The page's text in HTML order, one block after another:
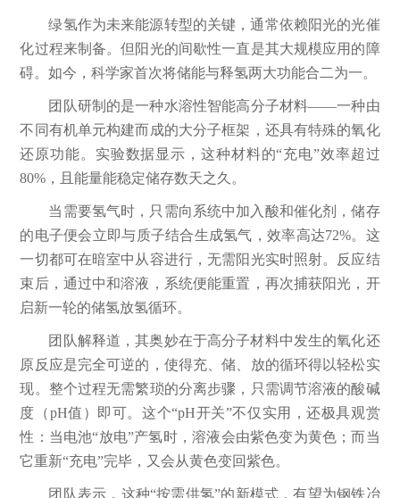
绿氢作为未来能源转型的关键，通常依赖阳光的光催
化过程来制备。但阳光的间歇性一直是其大规模应用的障
碍。如今，科学家首次将储能与释氢两大功能合二为一。
团队研制的是一种水溶性智能高分子材料——一种由
不同有机单元构建而成的大分子框架，还具有特殊的氧化
还原功能。实验数据显示，这种材料的“充电”效率超过
80%，且能量能稳定储存数天之久。
当需要氢气时，只需向系统中加入酸和催化剂，储存
的电子便会立即与质子结合生成氢气，效率高达72%。这
一切都可在暗室中从容进行，无需阳光实时照射。反应结
束后，通过中和溶液，系统便能重置，再次捕获阳光，开
启新一轮的储氢放氢循环。
团队解释道，其奥妙在于高分子材料中发生的氧化还
原反应是完全可逆的，使得充、储、放的循环得以轻松实
现。整个过程无需繁琐的分离步骤，只需调节溶液的酸碱
度（pH值）即可。这个“pH开关”不仅实用，还极具观赏
性：当电池“放电”产氢时，溶液会由紫色变为黄色；而当
它重新“充电”完毕，又会从黄色变回紫色。
团队表示，这种“按需供氢”的新模式，有望为钢铁冶